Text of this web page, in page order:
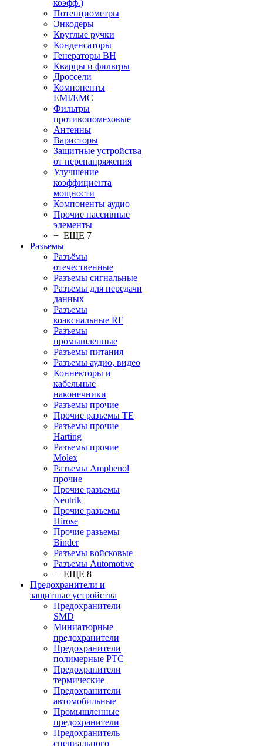
коэфф.)
Потенциометры
Энкодеры
Круглые ручки
Конденсаторы
Генераторы ВН
Кварцы и фильтры
Дроссели
Компоненты
EMI/EMC
Фильтры
противопомеховые
Антенны
Варисторы
Защитные устройства
от перенапряжения
Улучшение
коэффициента
мощности
Компоненты аудио
Прочие пассивные
элементы
+ ЕЩЕ 7
Разъeмы
Разъёмы
отечественные
Разъeмы сигнальные
Разъeмы для передачи
данных
Разъeмы
коаксиальные RF
Разъeмы
промышленные
Разъeмы питания
Разъeмы аудио, видео
Коннекторы и
кабельные
наконечники
Разъeмы прочие
Прочие разъемы TE
Разъемы прочие
Harting
Разъемы прочие
Molex
Разъемы Amphenol
прочие
Прочие разъемы
Neutrik
Прочие разъемы
Hirose
Прочие разъемы
Binder
Разъемы войсковые
Разъeмы Automotive
+ ЕЩЕ 8
Предохранители и
защитные устройства
Предохранители
SMD
Миниатюрные
предохранители
Предохранители
полимерные PTC
Предохранители
термические
Предохранители
автомобильные
Промышленные
предохранители
Предохранитель
специального